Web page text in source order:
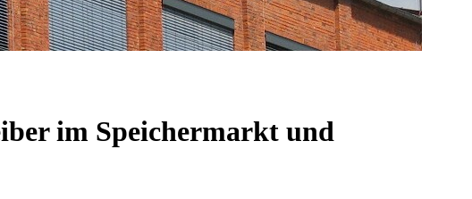
im Speichermarkt und